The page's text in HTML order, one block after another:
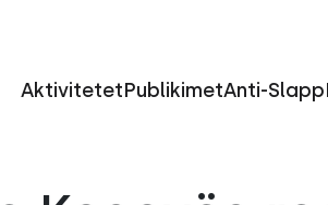
AktivitetetPublikimetAnti-Slapp